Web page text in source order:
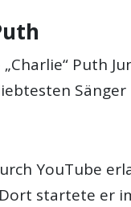
Puth
YouTube
startete er